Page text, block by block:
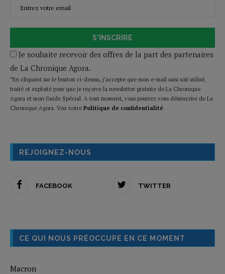
S'INSCRIRE
Je souhaite recevoir des offres de la part des partenaires
de La Chronique Agora.
*En cliquant sur le bouton ci-dessus, j’accepte que mon e-mail saisi soit utilisé,
traité et exploité pour que je reçoive la newsletter gratuite de La Chronique
Agora et mon Guide Spécial. A tout moment, vous pourrez vous désinscrire de La
Chronique Agora. Voir notre Politique de confidentialité.
REJOIGNEZ-NOUS
FACEBOOK TWITTER
CE QUI NOUS PRÉOCCUPE EN CE MOMENT
Macron